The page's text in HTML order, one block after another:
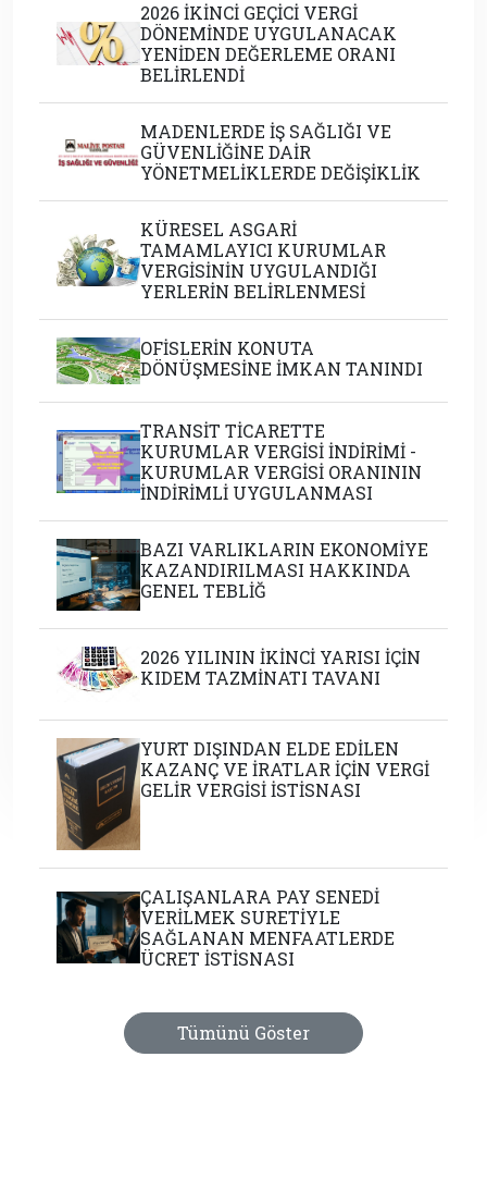
2026 İKİNCİ GEÇİCİ VERGİ
DÖNEMİNDE UYGULANACAK
YENİDEN DEĞERLEME ORANI
BELİRLENDİ
MADENLERDE İŞ SAĞLIĞI VE
GÜVENLİĞİNE DAİR
YÖNETMELİKLERDE DEĞİŞİKLİK
KÜRESEL ASGARİ
TAMAMLAYICI KURUMLAR
VERGİSİNİN UYGULANDIĞI
YERLERİN BELİRLENMESİ
OFİSLERİN KONUTA
DÖNÜŞMESİNE İMKAN TANINDI
TRANSİT TİCARETTE
KURUMLAR VERGİSİ İNDİRİMİ -
KURUMLAR VERGİSİ ORANININ
İNDİRİMLİ UYGULANMASI
BAZI VARLIKLARIN EKONOMİYE
KAZANDIRILMASI HAKKINDA
GENEL TEBLİĞ
2026 YILININ İKİNCİ YARISI İÇİN
KIDEM TAZMİNATI TAVANI
YURT DIŞINDAN ELDE EDİLEN
KAZANÇ VE İRATLAR İÇİN VERGİ
GELİR VERGİSİ İSTİSNASI
ÇALIŞANLARA PAY SENEDİ
VERİLMEK SURETİYLE
SAĞLANAN MENFAATLERDE
ÜCRET İSTİSNASI
Tümünü Göster